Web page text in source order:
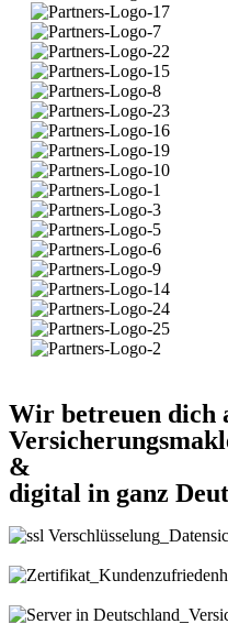
Wir betreuen dich
&
digital in ganz